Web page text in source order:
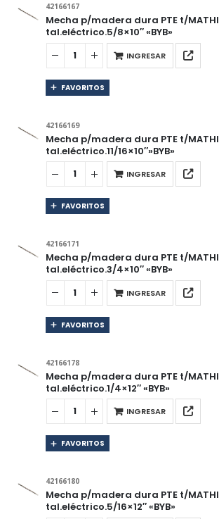
42166167
Mecha p/madera dura PTE t/MATHI
tal.eléctrico.5/8×10″ «BYB»
INGRESAR
FAVORITOS
42166169
Mecha p/madera dura PTE t/MATHI
tal.eléctrico.11/16×10″»BYB»
INGRESAR
FAVORITOS
42166171
Mecha p/madera dura PTE t/MATHI
tal.eléctrico.3/4×10″ «BYB»
INGRESAR
FAVORITOS
42166178
Mecha p/madera dura PTE t/MATHI
tal.eléctrico.1/4×12″ «BYB»
INGRESAR
FAVORITOS
42166180
Mecha p/madera dura PTE t/MATHI
tal.eléctrico.5/16×12″ «BYB»